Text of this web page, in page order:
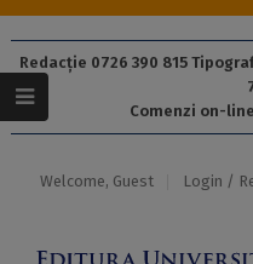
Redacție 0726 390 815
Comenzi on-
Welcome, Guest Login /